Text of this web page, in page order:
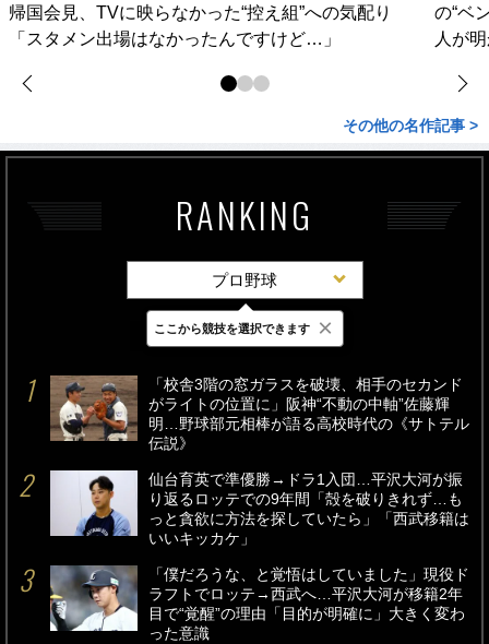
帰国会見、TVに映らなかった“控え組”への気配り
「スタメン出場はなかったんですけど…」
の“ベ
人が
その他の名作記事 >
RANKING
プロ野球
最新 24時間 週間
「校舎3階の窓ガラスを破壊、相手のセカンド
がライトの位置に」阪神“不動の中軸”佐藤輝
明…野球部元相棒が語る高校時代の《サトテル
伝説》
仙台育英で準優勝→ドラ1入団…平沢大河が振
り返るロッテでの9年間「殻を破りきれず…も
っと貪欲に方法を探していたら」「西武移籍は
いいキッカケ」
「僕だろうな、と覚悟はしていました」現役ド
ラフトでロッテ→西武へ…平沢大河が移籍2年
目で“覚醒”の理由「目的が明確に」大きく変わ
った意識
ここから競技を選択できます ×